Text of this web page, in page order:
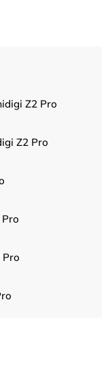
Z2 Pro
Z2 Pro
Pro